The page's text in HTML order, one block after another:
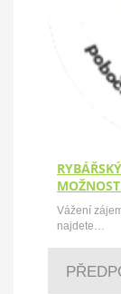
Vážení
najdete…